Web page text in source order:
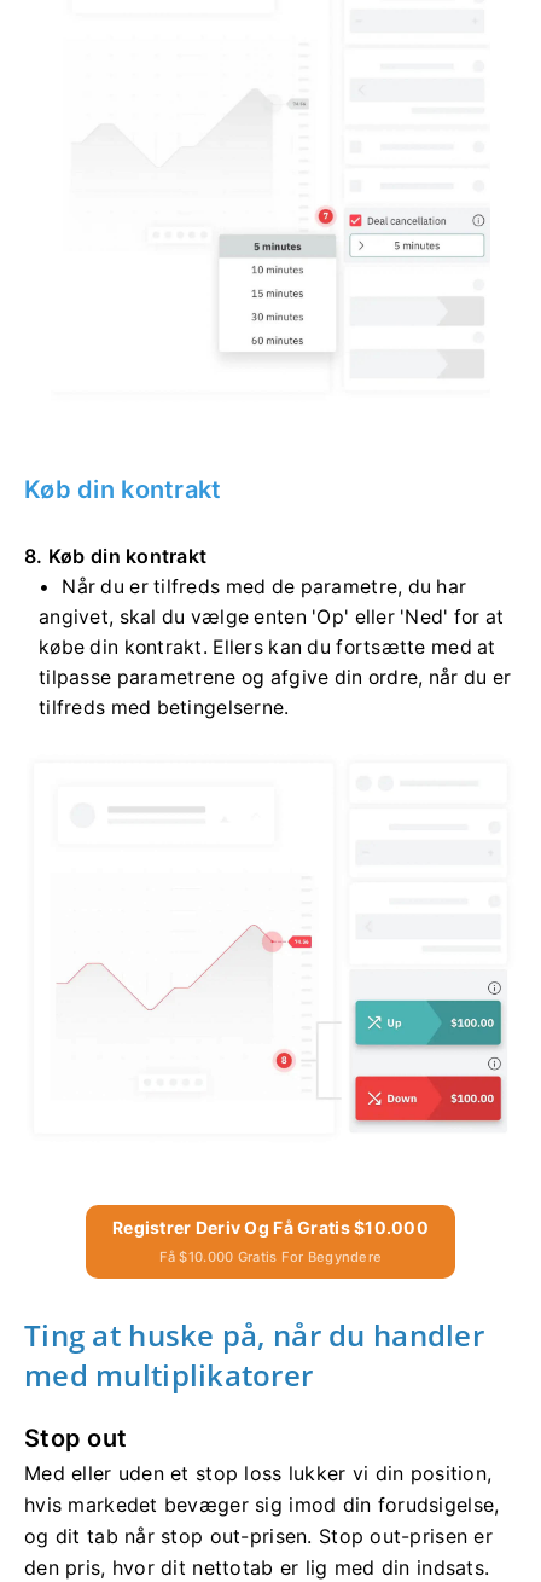
Køb din kontrakt
8. Køb din kontrakt
Når du er tilfreds med de parametre, du har
angivet, skal du vælge enten 'Op' eller 'Ned' for at
købe din kontrakt. Ellers kan du fortsætte med at
tilpasse parametrene og afgive din ordre, når du er
tilfreds med betingelserne.
Registrer Deriv Og Få Gratis $10.000
Få $10.000 Gratis For Begyndere
Ting at huske på, når du handler
med multiplikatorer
Stop out
Med eller uden et stop loss lukker vi din position,
hvis markedet bevæger sig imod din forudsigelse,
og dit tab når stop out-prisen. Stop out-prisen er
den pris, hvor dit nettotab er lig med din indsats.